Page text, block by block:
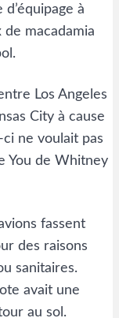
à
macadamia
Los Angeles
City à cause
ci ne voulait pas
You de Whitney
fassent
des raisons
sanitaires.
avait une
au sol.